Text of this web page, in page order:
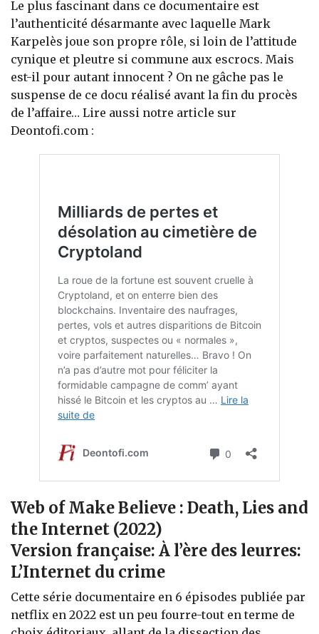
Le plus fascinant dans ce documentaire est
l’authenticité désarmante avec laquelle Mark
Karpelès joue son propre rôle, si loin de l’attitude
cynique et pleutre si commune aux escrocs. Mais
est-il pour autant innocent ? On ne gâche pas le
suspense de ce docu réalisé avant la fin du procès
de l’affaire… Lire aussi notre article sur
Deontofi.com :
Web of Make Believe : Death, Lies and
the Internet (2022)
Version française: À l’ère des leurres:
L’Internet du crime
Cette série documentaire en 6 épisodes publiée par
netflix en 2022 est un peu fourre-tout en terme de